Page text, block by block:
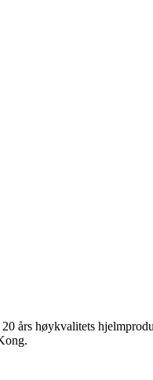
års høykvalitets